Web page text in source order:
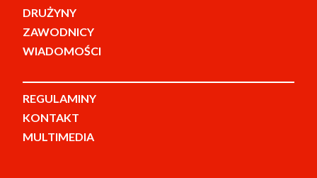
DRUŻYNY
ZAWODNICY
WIADOMOŚCI
REGULAMINY
KONTAKT
MULTIMEDIA